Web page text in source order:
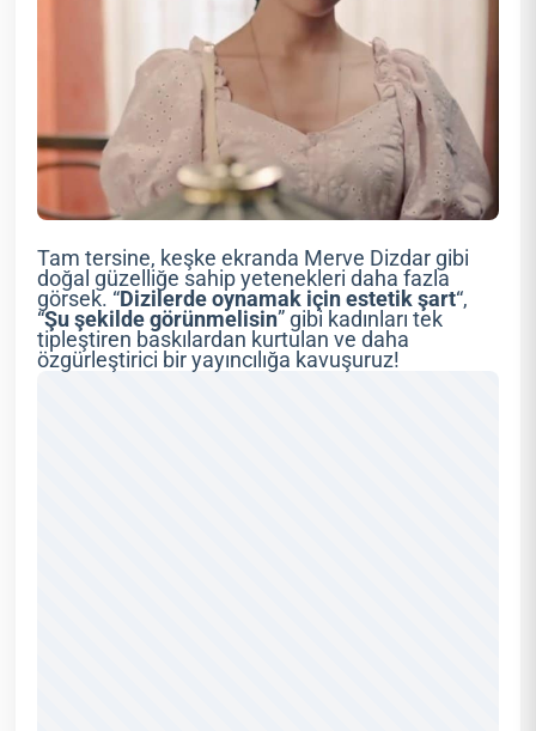
Tam tersine, keşke ekranda Merve Dizdar gibi
doğal güzelliğe sahip yetenekleri daha fazla
görsek. “Dizilerde oynamak için estetik şart“,
“Şu şekilde görünmelisin” gibi kadınları tek
tipleştiren baskılardan kurtulan ve daha
özgürleştirici bir yayıncılığa kavuşuruz!